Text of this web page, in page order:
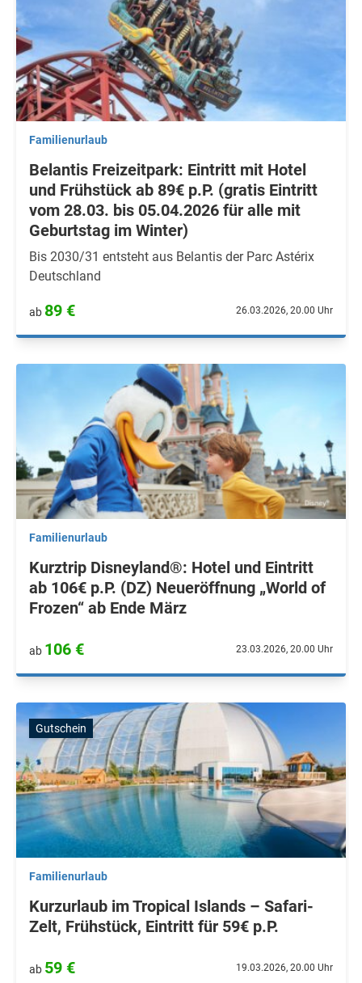
Familienurlaub
Belantis Freizeitpark: Eintritt mit Hotel
und Frühstück ab 89€ p.P. (gratis Eintritt
vom 28.03. bis 05.04.2026 für alle mit
Geburtstag im Winter)
Bis 2030/31 entsteht aus Belantis der Parc Astérix
Deutschland
ab 89 € 26.03.2026, 20.00 Uhr
Familienurlaub
Kurztrip Disneyland®: Hotel und Eintritt
ab 106€ p.P. (DZ) Neueröffnung „World of
Frozen“ ab Ende März
ab 106 € 23.03.2026, 20.00 Uhr
Gutschein
Familienurlaub
Kurzurlaub im Tropical Islands – Safari-
Zelt, Frühstück, Eintritt für 59€ p.P.
ab 59 € 19.03.2026, 20.00 Uhr